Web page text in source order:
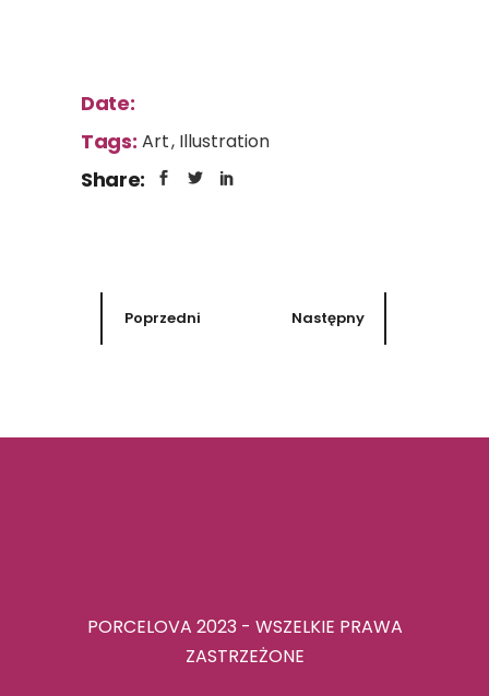
Date:
Tags: Art Illustration
Share:
Poprzedni Następny
PORCELOVA 2023 - WSZELKIE PRAWA
ZASTRZEŻONE